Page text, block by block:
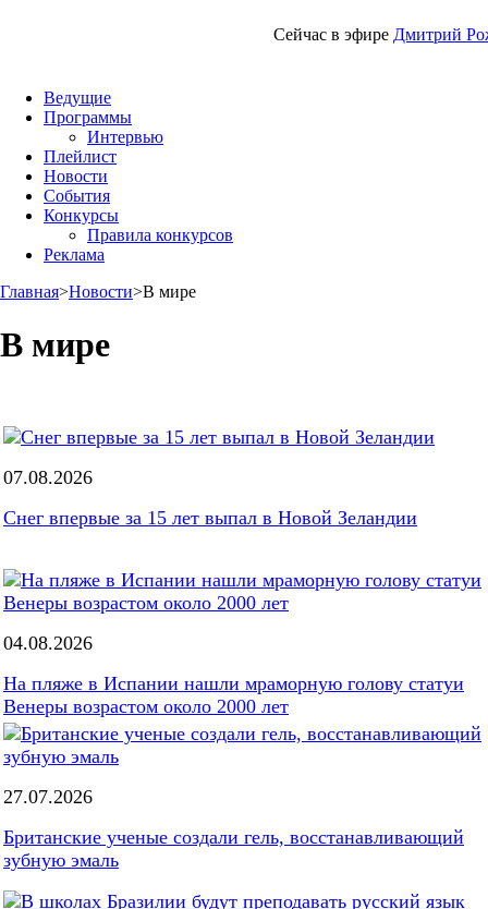
Сейчас в эфире Дмитрий
Ведущие
Программы
Интервью
Плейлист
Новости
События
Конкурсы
Правила конкурсов
Реклама
Главная>Новости>В мире
В мире
07.08.2026
Снег впервые за 15 лет выпал в Новой Зеландии
04.08.2026
На пляже в Испании нашли мраморную голову статуи
Венеры возрастом около 2000 лет
27.07.2026
Британские ученые создали гель, восстанавливающий
зубную эмаль